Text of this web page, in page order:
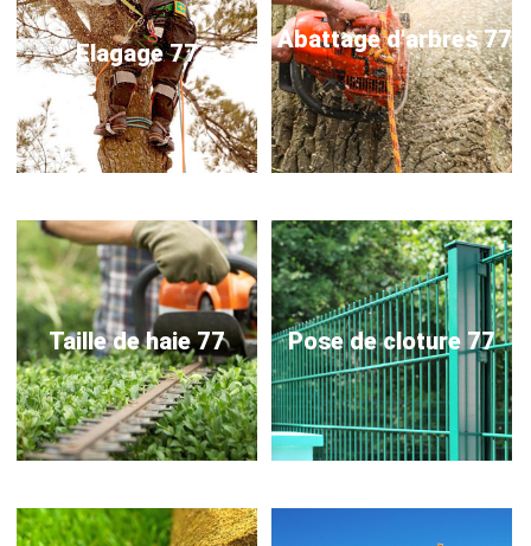
Elagage 77 Abattage d'arbres 77
Taille de haie 77 Pose de cloture 77